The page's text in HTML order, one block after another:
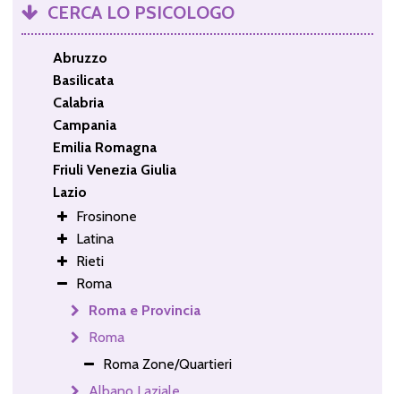
CERCA LO PSICOLOGO
Abruzzo
Basilicata
Calabria
Campania
Emilia Romagna
Friuli Venezia Giulia
Lazio
Frosinone
Latina
Rieti
Roma
Roma e Provincia
Roma
Roma Zone/Quartieri